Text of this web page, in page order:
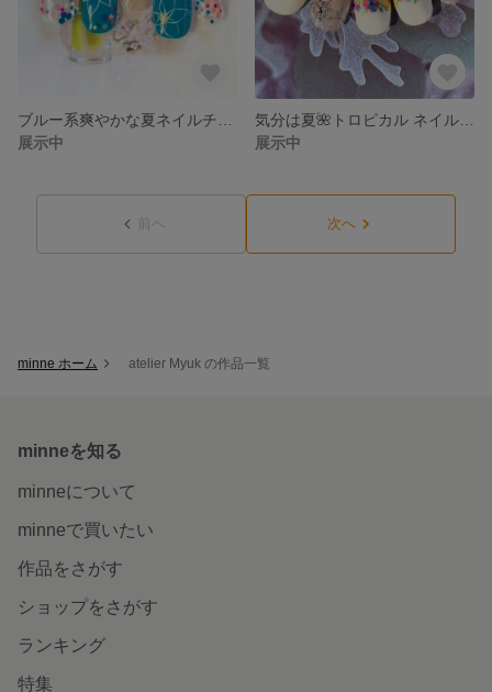
展示中
展示中
前へ 次へ
minne ホーム atelier Myuk の作品一覧
minneを知る
minneについて
minneで買いたい
作品をさがす
ショップをさがす
ランキング
特集